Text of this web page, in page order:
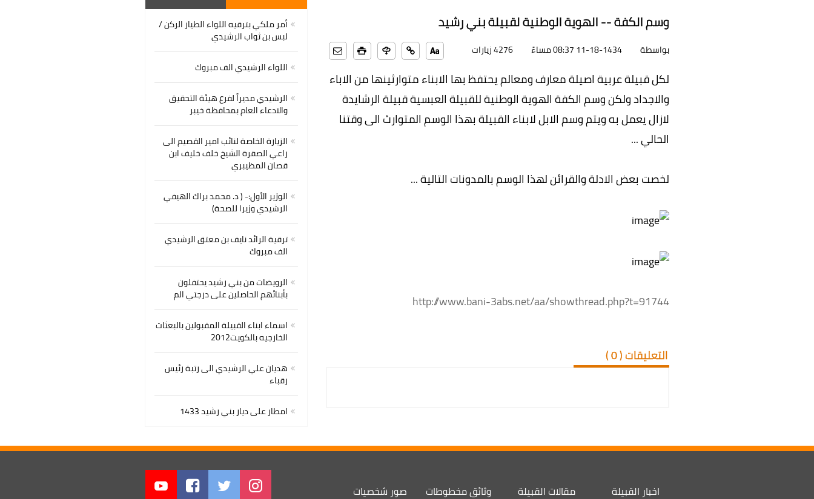
أمر ملكي بترقيه اللواء الطيار الركن /
لبس بن ثواب الرشيدي
اللواء الرشيدي الف مبروك
الرشيدي مديراً لفرع هيئة التحقيق
والادعاء العام بمحافظة خيبر
الزيارة الخاصة لنائب امير القصيم الى
راعي الصقرة الشيخ خلف خليف ابن
قصان المظيبري
الوزير الأول:- ( د. محمد براك الهيفي
الرشيدي وزيرا للصحة)
ترقية الرائد نايف بن معتق الرشيدي
الف مبروك
الرويضات من بني رشيد يحتفلون
بأبنائهم الحاصلين على درجتي الم
اسماء ابناء القبيلة المقبولين بالبعثات
الخارجيه بالكويت2012
هديان علي الرشيدي الى رتبة رئيس
رقباء
امطار على ديار بني رشيد 1433
وسم الكفة -- الهوية الوطنية لقبيلة بني رشيد
بواسطة 11-18-1434 08:37 مساءً 4276 زيارات
لكل قبيلة عربية اصيلة معارف ومعالم يحتفظ بها الابناء متوارثينها من الاباء
والاجداد ولكن وسم الكفة الهوية الوطنية للقبيلة العبسية قبيلة الرشايدة
لازال يعمل به ويتم وسم الابل لابناء القبيلة بهذا الوسم المتوارث الى وقتنا
الحالي ...
لخصت بعض الادلة والقرائن لهذا الوسم بالمدونات التالية ...
http://www.bani-3abs.net/aa/showthread.php?t=91744
التعليقات (0
)
اخبار القبيلة مقالات القبيلة وثائق مخطوطات صور شخصيات